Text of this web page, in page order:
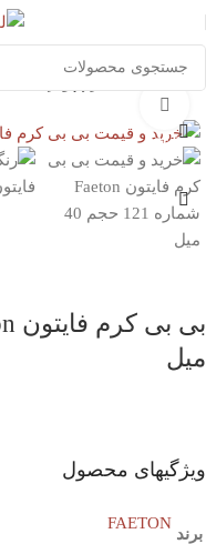
آرایشی کرم پودر
FAETON
میل
ویژگیهای محصول
برند
FAETON